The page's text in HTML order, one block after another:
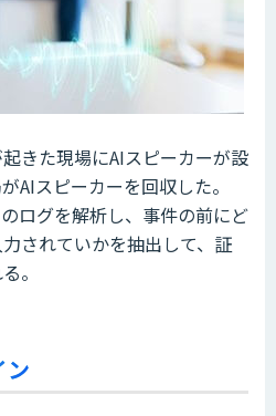
きた現場にAIスピーカーが設
AIスピーカーを回収した。
ログを解析し、事件の前にど
されていかを抽出して、証
。
ン